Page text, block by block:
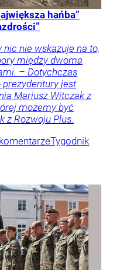
hańba”
nie wskazuje na to,
między dwoma
– Dotychczas
jest
Mariusz Witczak z
możemy być
z Rozwoju Plus.
Tygodnik